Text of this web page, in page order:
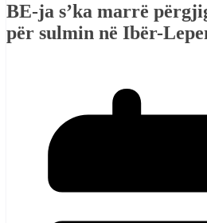
BE-ja s’ka marrë
për sulmin në Ibër-